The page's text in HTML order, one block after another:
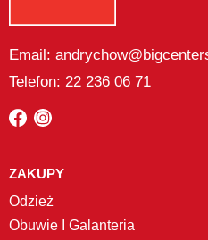
Email:
Telefon: 22 236 06 71
ZAKUPY
Odzież
Obuwie I Galanteria